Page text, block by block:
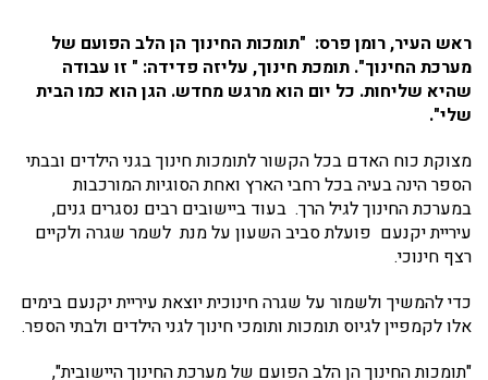
ראש העיר, רומן פרס: "תומכות החינוך הן הלב הפועם של
מערכת החינוך". תומכת חינוך, עליזה פדידה: " זו עבודה
שהיא שליחות. כל יום הוא מרגש מחדש. הגן הוא כמו הבית
שלי".
מצוקת כוח האדם בכל הקשור לתומכות חינוך בגני הילדים ובבתי
הספר הינה בעיה בכל רחבי הארץ ואחת הסוגיות המורכבות
במערכת החינוך לגיל הרך. בעוד ביישובים רבים נסגרים גנים,
עיריית יקנעם פועלת סביב השעון על מנת לשמר שגרה ולקיים
רצף חינוכי.
כדי להמשיך ולשמור על שגרה חינוכית יוצאת עיריית יקנעם בימים
אלו לקמפיין לגיוס תומכות ותומכי חינוך לגני הילדים ולבתי הספר.
"תומכות החינוך הן הלב הפועם של מערכת החינוך היישובית",